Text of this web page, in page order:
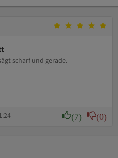
scharf und gerade.
(7) (0)